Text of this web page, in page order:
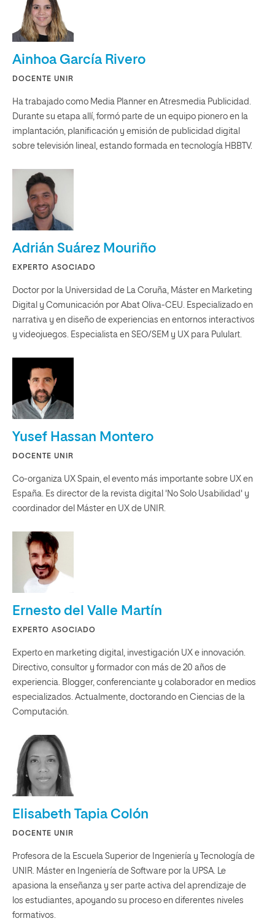
Ainhoa García Rivero
DOCENTE UNIR
Ha trabajado como Media Planner en Atresmedia Publicidad.
Durante su etapa allí, formó parte de un equipo pionero en la
implantación, planificación y emisión de publicidad digital
sobre televisión lineal, estando formada en tecnología HBBTV.
Adrián Suárez Mouriño
EXPERTO ASOCIADO
Doctor por la Universidad de La Coruña, Máster en Marketing
Digital y Comunicación por Abat Oliva-CEU. Especializado en
narrativa y en diseño de experiencias en entornos interactivos
y videojuegos. Especialista en SEO/SEM y UX para Pululart.
Yusef Hassan Montero
DOCENTE UNIR
Co-organiza UX Spain, el evento más importante sobre UX en
España. Es director de la revista digital 'No Solo Usabilidad' y
coordinador del Máster en UX de UNIR.
Ernesto del Valle Martín
EXPERTO ASOCIADO
Experto en marketing digital, investigación UX e innovación.
Directivo, consultor y formador con más de 20 años de
experiencia. Blogger, conferenciante y colaborador en medios
especializados. Actualmente, doctorando en Ciencias de la
Computación.
Elisabeth Tapia Colón
DOCENTE UNIR
Profesora de la Escuela Superior de Ingeniería y Tecnología de
UNIR. Máster en Ingeniería de Software por la UPSA. Le
apasiona la enseñanza y ser parte activa del aprendizaje de
los estudiantes, apoyando su proceso en diferentes niveles
formativos.